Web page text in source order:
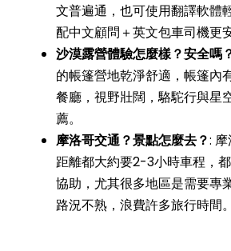
文普遍通，也可使用翻譯軟體
配中文顧問＋英文包車司機更安
沙漠露營體驗怎麼樣？安全嗎
的帳篷營地乾淨舒適，帳篷內
餐廳，視野壯闊，駱駝行與星
薦。
摩洛哥交通？景點怎麼去？:
距離都大約要2-3小時車程，
協助，尤其很多地區是需要專
路況不熟，浪費許多旅行時間。